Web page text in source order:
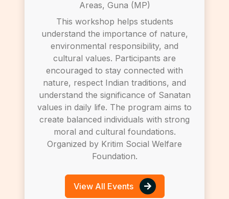
Areas, Guna (MP)
This workshop helps students
understand the importance of nature,
environmental responsibility, and
cultural values. Participants are
encouraged to stay connected with
nature, respect Indian traditions, and
understand the significance of Sanatan
values in daily life. The program aims to
create balanced individuals with strong
moral and cultural foundations.
Organized by Kritim Social Welfare
Foundation.
View All Events